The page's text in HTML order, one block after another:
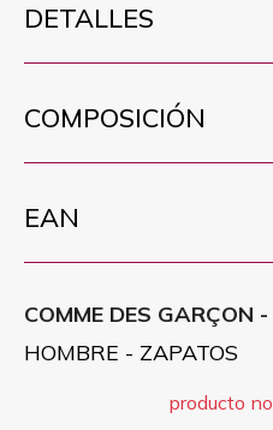
DETALLES
COMPOSICIÓN
EAN
COMME DES GARÇON
HOMBRE - ZAPATOS
producto